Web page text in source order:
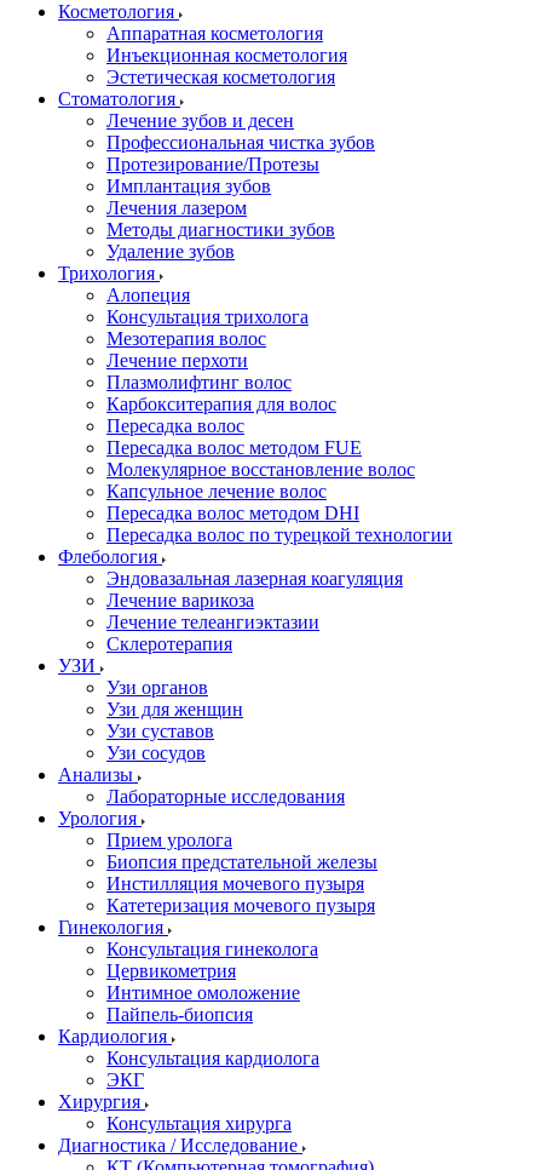
Косметология
Аппаратная косметология
Инъекционная косметология
Эстетическая косметология
Стоматология
Лечение зубов и десен
Профессиональная чистка зубов
Протезирование/Протезы
Имплантация зубов
Лечения лазером
Методы диагностики зубов
Удаление зубов
Трихология
Алопеция
Консультация трихолога
Мезотерапия волос
Лечение перхоти
Плазмолифтинг волос
Карбокситерапия для волос
Пересадка волос
Пересадка волос методом FUE
Молекулярное восстановление волос
Капсульное лечение волос
Пересадка волос методом DHI
Пересадка волос по турецкой технологии
Флебология
Эндовазальная лазерная коагуляция
Лечение варикоза
Лечение телеангиэктазии
Склеротерапия
УЗИ
Узи органов
Узи для женщин
Узи cуставов
Узи сосудов
Анализы
Лабораторные исследования
Урология
Прием уролога
Биопсия предстательной железы
Инстилляция мочевого пузыря
Катетеризация мочевого пузыря
Гинекология
Консультация гинеколога
Цервикометрия
Интимное омоложение
Пайпель-биопсия
Кардиология
Консультация кардиолога
ЭКГ
Хирургия
Консультация хирурга
Диагностика / Исследование